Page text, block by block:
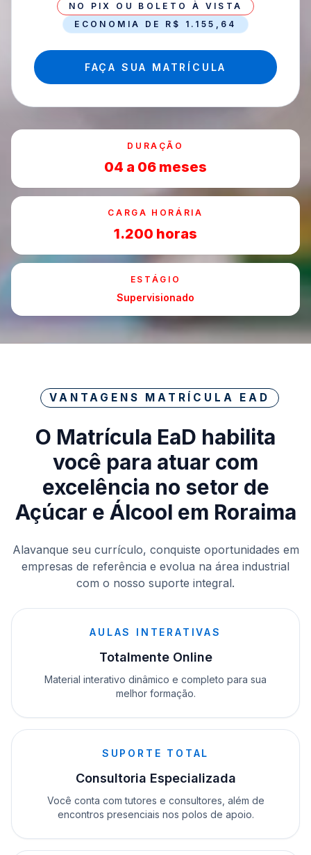
NO PIX OU BOLETO À VISTA
ECONOMIA DE R$ 1.155,64
FAÇA SUA MATRÍCULA
DURAÇÃO
04 a 06 meses
CARGA HORÁRIA
1.200 horas
ESTÁGIO
Supervisionado
VANTAGENS MATRÍCULA EAD
O Matrícula EaD habilita
você para atuar com
excelência no setor de
Açúcar e Álcool em Roraima
Alavanque seu currículo, conquiste oportunidades em
empresas de referência e evolua na área industrial
com o nosso suporte integral.
AULAS INTERATIVAS
Totalmente Online
Material interativo dinâmico e completo para sua
melhor formação.
SUPORTE TOTAL
Consultoria Especializada
Você conta com tutores e consultores, além de
encontros presenciais nos polos de apoio.